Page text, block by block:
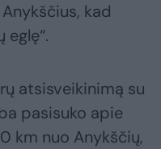
kad
atsisveikinimą su
pasisuko apie
km nuo Anykščių,